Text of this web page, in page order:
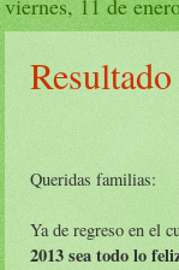
viernes, 11 de
Queridas familias:
Ya de regreso en el
2013 sea todo lo